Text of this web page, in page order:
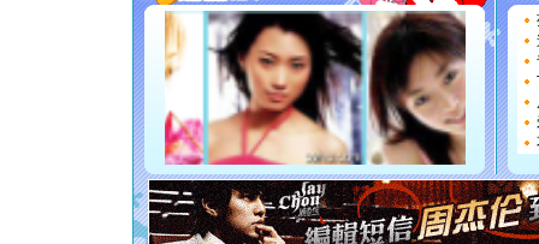
[圣诞节]
能正大
都要快乐
[圣诞节]
如意,快
[元旦]
看
断电。
你是我
[元旦]如
起；二是
离。水晶
[元旦]当